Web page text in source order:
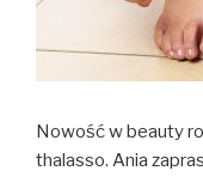
Nowość w beauty
thalasso. Ania